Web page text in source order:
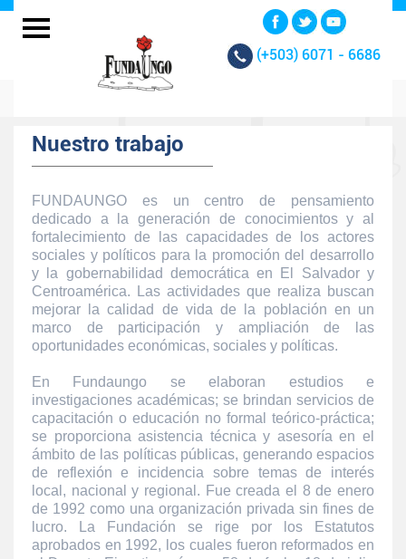
(+503) 6071 - 6686
Nuestro trabajo
FUNDAUNGO es un centro de pensamiento
dedicado a la generación de conocimientos y al
fortalecimiento de las capacidades de los actores
sociales y políticos para la promoción del desarrollo
y la gobernabilidad democrática en El Salvador y
Centroamérica. Las actividades que realiza buscan
mejorar la calidad de vida de la población en un
marco de participación y ampliación de las
oportunidades económicas, sociales y políticas.
En Fundaungo se elaboran estudios e
investigaciones académicas; se brindan servicios de
capacitación o educación no formal teórico-práctica;
se proporciona asistencia técnica y asesoría en el
ámbito de las políticas públicas, generando espacios
de reflexión e incidencia sobre temas de interés
local, nacional y regional. Fue creada el 8 de enero
de 1992 como una organización privada sin fines de
lucro. La Fundación se rige por los Estatutos
aprobados en 1992, los cuales fueron reformados en